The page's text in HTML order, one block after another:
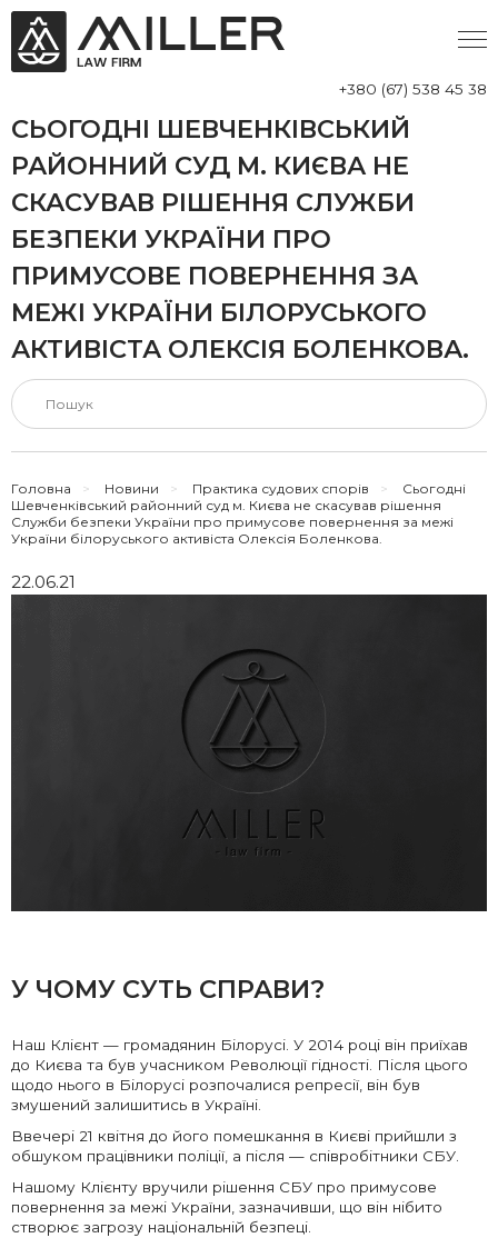
+380 (67) 538 45 38
СЬОГОДНІ ШЕВЧЕНКІВСЬКИЙ
РАЙОННИЙ СУД М. КИЄВА НЕ
СКАСУВАВ РІШЕННЯ СЛУЖБИ
БЕЗПЕКИ УКРАЇНИ ПРО
ПРИМУСОВЕ ПОВЕРНЕННЯ ЗА
МЕЖІ УКРАЇНИ БІЛОРУСЬКОГО
АКТИВІСТА ОЛЕКСІЯ БОЛЕНКОВА.
Головна > Новини > Практика судових спорів >
Сьогодні
Шевченківський районний суд м. Києва не скасував рішення
Служби безпеки України про примусове повернення за межі
України білоруського активіста Олексія Боленкова.
22.06.21
У ЧОМУ СУТЬ СПРАВИ?
Наш Клієнт — громадянин Білорусі. У 2014 році він приїхав
до Києва та був учасником Революції гідності. Після цього
щодо нього в Білорусі розпочалися репресії, він був
змушений залишитись в Україні.
Ввечері 21 квітня до його помешкання в Києві прийшли з
обшуком працівники поліції, а після — співробітники СБУ.
Нашому Клієнту вручили рішення СБУ про примусове
повернення за межі України, зазначивши, що він нібито
створює загрозу національній безпеці.